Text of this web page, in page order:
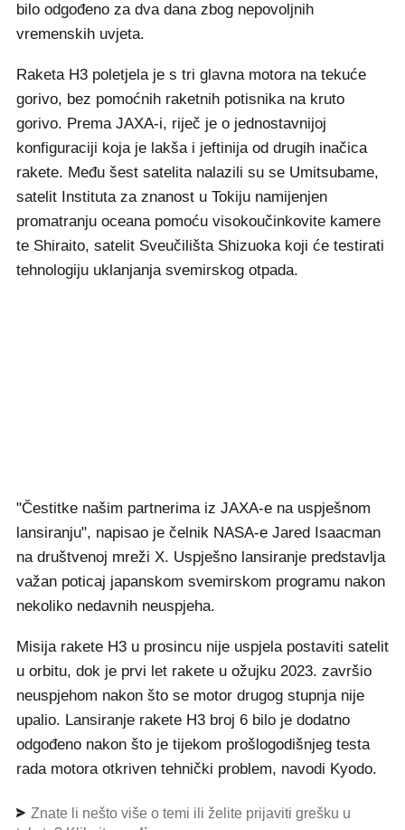
bilo odgođeno za dva dana zbog nepovoljnih
vremenskih uvjeta.
Raketa H3 poletjela je s tri glavna motora na tekuće
gorivo, bez pomoćnih raketnih potisnika na kruto
gorivo. Prema JAXA-i, riječ je o jednostavnijoj
konfiguraciji koja je lakša i jeftinija od drugih inačica
rakete. Među šest satelita nalazili su se Umitsubame,
satelit Instituta za znanost u Tokiju namijenjen
promatranju oceana pomoću visokoučinkovite kamere
te Shiraito, satelit Sveučilišta Shizuoka koji će testirati
tehnologiju uklanjanja svemirskog otpada.
"Čestitke našim partnerima iz JAXA-e na uspješnom
lansiranju", napisao je čelnik NASA-e Jared Isaacman
na društvenoj mreži X. Uspješno lansiranje predstavlja
važan poticaj japanskom svemirskom programu nakon
nekoliko nedavnih neuspjeha.
Misija rakete H3 u prosincu nije uspjela postaviti satelit
u orbitu, dok je prvi let rakete u ožujku 2023. završio
neuspjehom nakon što se motor drugog stupnja nije
upalio. Lansiranje rakete H3 broj 6 bilo je dodatno
odgođeno nakon što je tijekom prošlogodišnjeg testa
rada motora otkriven tehnički problem, navodi Kyodo.
Znate li nešto više o temi ili želite prijaviti grešku u